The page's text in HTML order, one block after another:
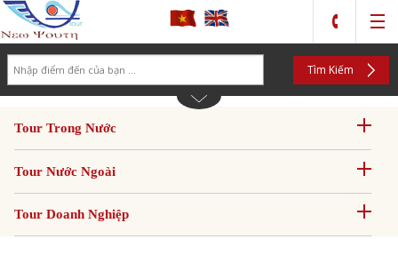
Tìm Kiếm
Tour Trong Nước
Tour Nước Ngoài
Tour Doanh Nghiệp